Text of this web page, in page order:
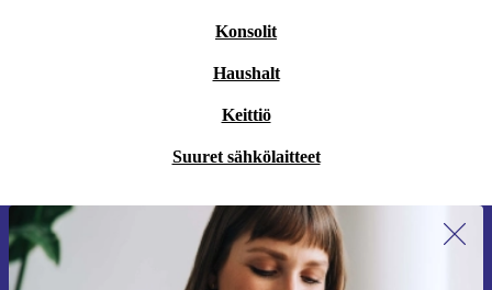
Konsolit
Haushalt
Keittiö
Suuret sähkölaitteet
Liity ensimmäistä kertaa uutiskirjeen
tilaajaksi ja säästä 15 €!